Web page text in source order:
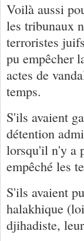
Voilà aussi
les tribunaux
terroristes
pu empêcher
actes de
temps.
S'ils avaient
détention
lorsqu'il n'y a
empêché les
S'ils avaient
halakhique
djihadiste,